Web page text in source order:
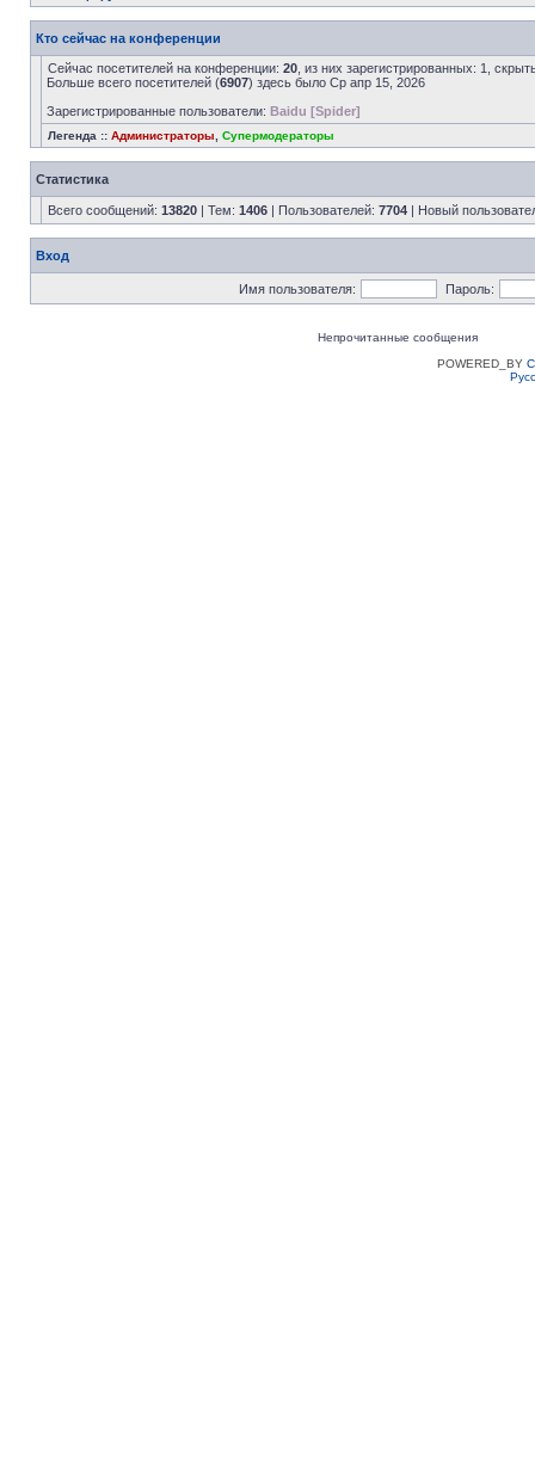
Кто сейчас на конференции
Сейчас посетителей на конференции: 20 , из них зарегистрированных: 1,
Больше всего посетителей (6907) здесь было Ср апр 15, 2026
Зарегистрированные пользователи: Baidu [Spider]
Легенда :: Администраторы Супермодераторы
Статистика
Всего сообщений: 13820 | Тем: 1406 | Пользователей: 7704 | Новый
Вход
Имя пользователя: Пароль:
Непрочитанные сообщения
POWERED_BY